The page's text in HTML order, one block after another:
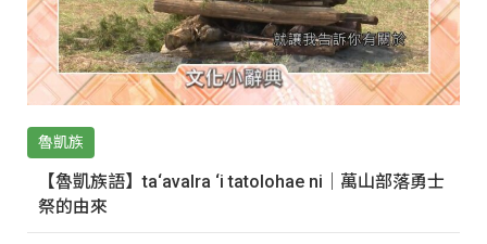
魯凱族
【魯凱族語】ta‘avalra ‘i tatolohae ni｜萬山部落勇士
祭的由來